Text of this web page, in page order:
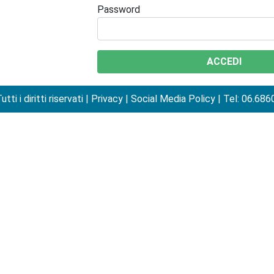
Password
ACCEDI
i diritti riservati | Privacy| Social Media Policy| Tel: